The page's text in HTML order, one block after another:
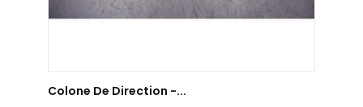
Colone De Direction -...